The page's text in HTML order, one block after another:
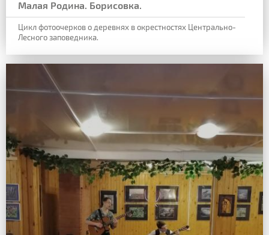
Малая Родина. Борисовка.
Цикл фотоочерков о деревнях в окрестностях Центрально-
Лесного заповедника.